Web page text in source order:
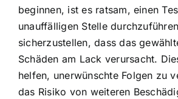
beginnen, ist es ratsam, einen
unauffälligen Stelle
sicherzustellen, dass das
Schäden am Lack verursacht.
helfen, unerwünschte Folgen zu
das Risiko von weiteren